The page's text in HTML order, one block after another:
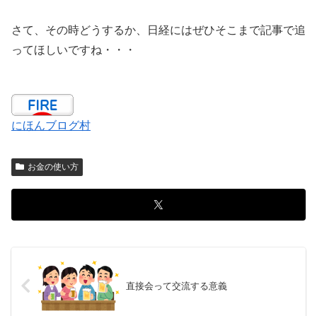
さて、その時どうするか、日経にはぜひそこまで記事で追
ってほしいですね・・・
にほんブログ村
お金の使い方
直接会って交流する意義